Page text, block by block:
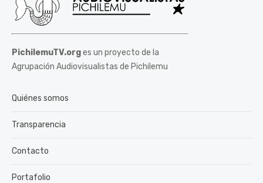
PichilemuTV.orges un proyecto de la
Agrupación Audiovisualistas de Pichilemu
Quiénes somos
Transparencia
Contacto
Portafolio